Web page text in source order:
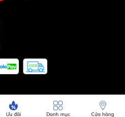
Ưu đãi Danh mục Cửa hàng